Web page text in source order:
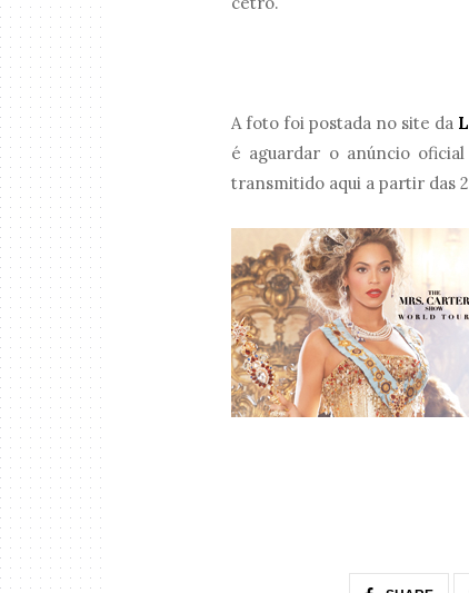
A foto foi postada no site da
é aguardar o anúncio
transmitido aqui a partir das